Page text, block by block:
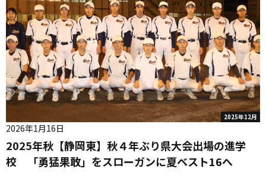
2025年12月
2025年秋【静岡東】秋４年ぶり県大会出場の進学
校 「勇猛果敢」をスローガンに夏ベスト16へ
2026年1月16日